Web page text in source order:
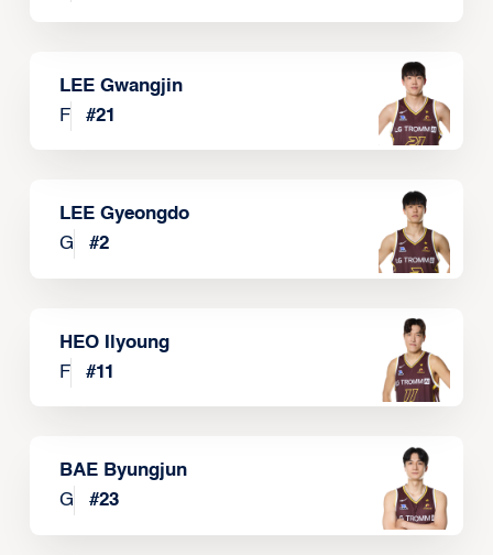
LEE Gwangjin
F
#21
LEE Gyeongdo
G
#2
HEO Ilyoung
F
#11
BAE Byungjun
G
#23